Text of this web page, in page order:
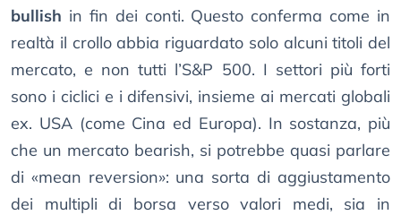
bullish in fin dei conti. Questo conferma come in
realtà il crollo abbia riguardato solo alcuni titoli del
mercato, e non tutti l’S&P 500. I settori più forti
sono i ciclici e i difensivi, insieme ai mercati globali
ex. USA (come Cina ed Europa). In sostanza, più
che un mercato bearish, si potrebbe quasi parlare
di «mean reversion»: una sorta di aggiustamento
dei multipli di borsa verso valori medi, sia in